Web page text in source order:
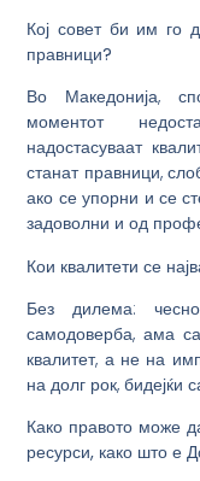
Кој совет би им го
правници?
Во Македонија,
моментот
надостасуваат
станат правници,
ако се упорни и се
задоволни и од
Кои квалитети се
Без дилема:
самодоверба, ама
квалитет, а не на
на долг рок, бидејќи
Како правото може
ресурси, како што е